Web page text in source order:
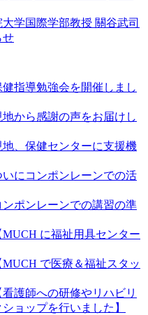
学国際学部教授 關谷武司
せ
健指導勉強会を開催しまし
地から感謝の声をお届けし
地、保健センターに支援機
いにコンポンレーンでの活
ンポンレーンでの講習の準
MUCH に福祉用具センター
MUCH で医療＆福祉スタッ
看護師への研修やリハビリ
ョップを行いました】